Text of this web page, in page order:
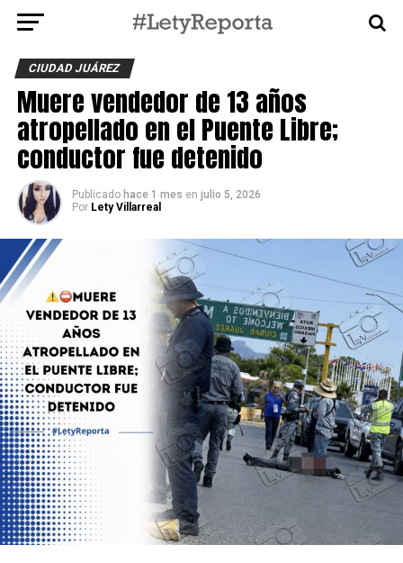
CIUDAD JUÁREZ
Muere vendedor de 13 años
atropellado en el Puente Libre;
conductor fue detenido
Publicado hace 1 mes en julio 5, 2026
Por Lety Villarreal